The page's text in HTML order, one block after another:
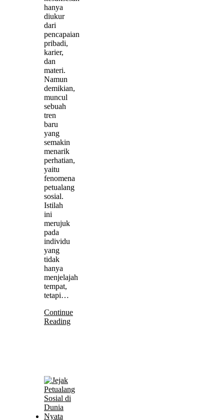
hanya
diukur
dari
pencapaian
pribadi,
karier,
dan
materi.
Namun
demikian,
muncul
sebuah
tren
baru
yang
semakin
menarik
perhatian,
yaitu
fenomena
petualang
sosial.
Istilah
ini
merujuk
pada
individu
yang
tidak
hanya
menjelajah
tempat,
tetapi…
Continue
Reading